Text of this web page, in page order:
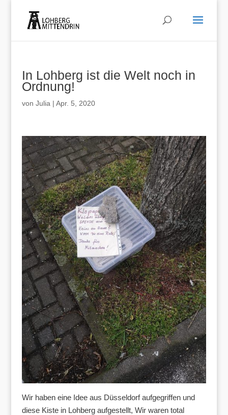
In Lohberg ist die Welt noch in
Ordnung!
von Julia | Apr. 5, 2020
Wir haben eine Idee aus Düsseldorf aufgegriffen und
diese Kiste in Lohberg aufgestellt, Wir waren total